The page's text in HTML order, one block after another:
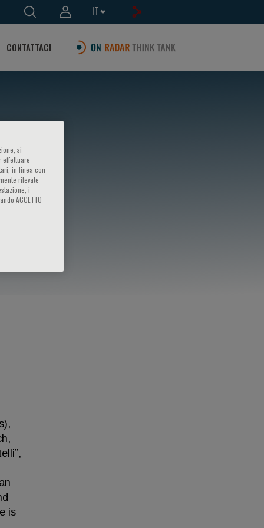
IT
CONTATTACI
is
si
effettuare
in linea con
rilevate
i
ACCETTO